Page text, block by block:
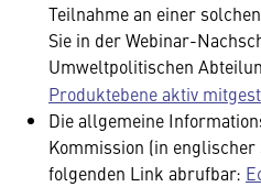
Teilnahme an einer
Sie in der Webinar-
Umweltpolitischen
Produktebene aktiv
Die allgemeine
Kommission (in
folgenden Link abrufbar: